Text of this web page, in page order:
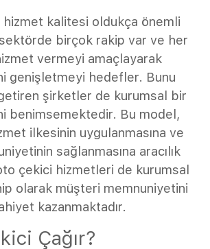
kalitesi oldukça önemli
birçok rakip var ve her
vermeyi amaçlayarak
genişletmeyi hedefler. Bunu
şirketler de kurumsal bir
benimsemektedir. Bu model,
ilkesinin uygulanmasına ve
sağlanmasına aracılık
çekici hizmetleri de kurumsal
olarak müşteri memnuniyetini
kazanmaktadır.
Çağır?